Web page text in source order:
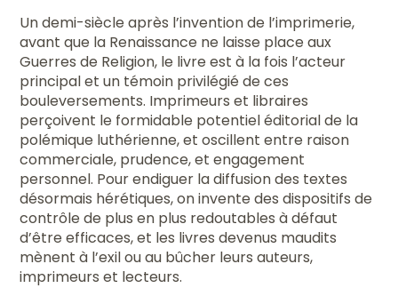
Un demi-siècle après l’invention de l’imprimerie,
avant que la Renaissance ne laisse place aux
Guerres de Religion, le livre est à la fois l’acteur
principal et un témoin privilégié de ces
bouleversements. Imprimeurs et libraires
perçoivent le formidable potentiel éditorial de la
polémique luthérienne, et oscillent entre raison
commerciale, prudence, et engagement
personnel. Pour endiguer la diffusion des textes
désormais hérétiques, on invente des dispositifs de
contrôle de plus en plus redoutables à défaut
d’être efficaces, et les livres devenus maudits
mènent à l’exil ou au bûcher leurs auteurs,
imprimeurs et lecteurs.